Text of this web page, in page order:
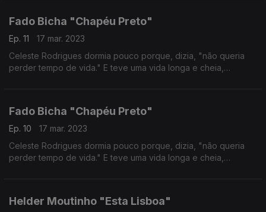
Fado Bicha "Chapéu Preto"
Ep. 11
17 mar. 2023
Celeste Rodrigues dormia pouco porque, dizia, "não queria
perder tempo de vida." E teve uma vida longa e cheia,
Fado Bicha "Chapéu Preto"
Ep. 10
17 mar. 2023
Celeste Rodrigues dormia pouco porque, dizia, "não queria
perder tempo de vida." E teve uma vida longa e cheia,
Helder Moutinho "Esta Lisboa"